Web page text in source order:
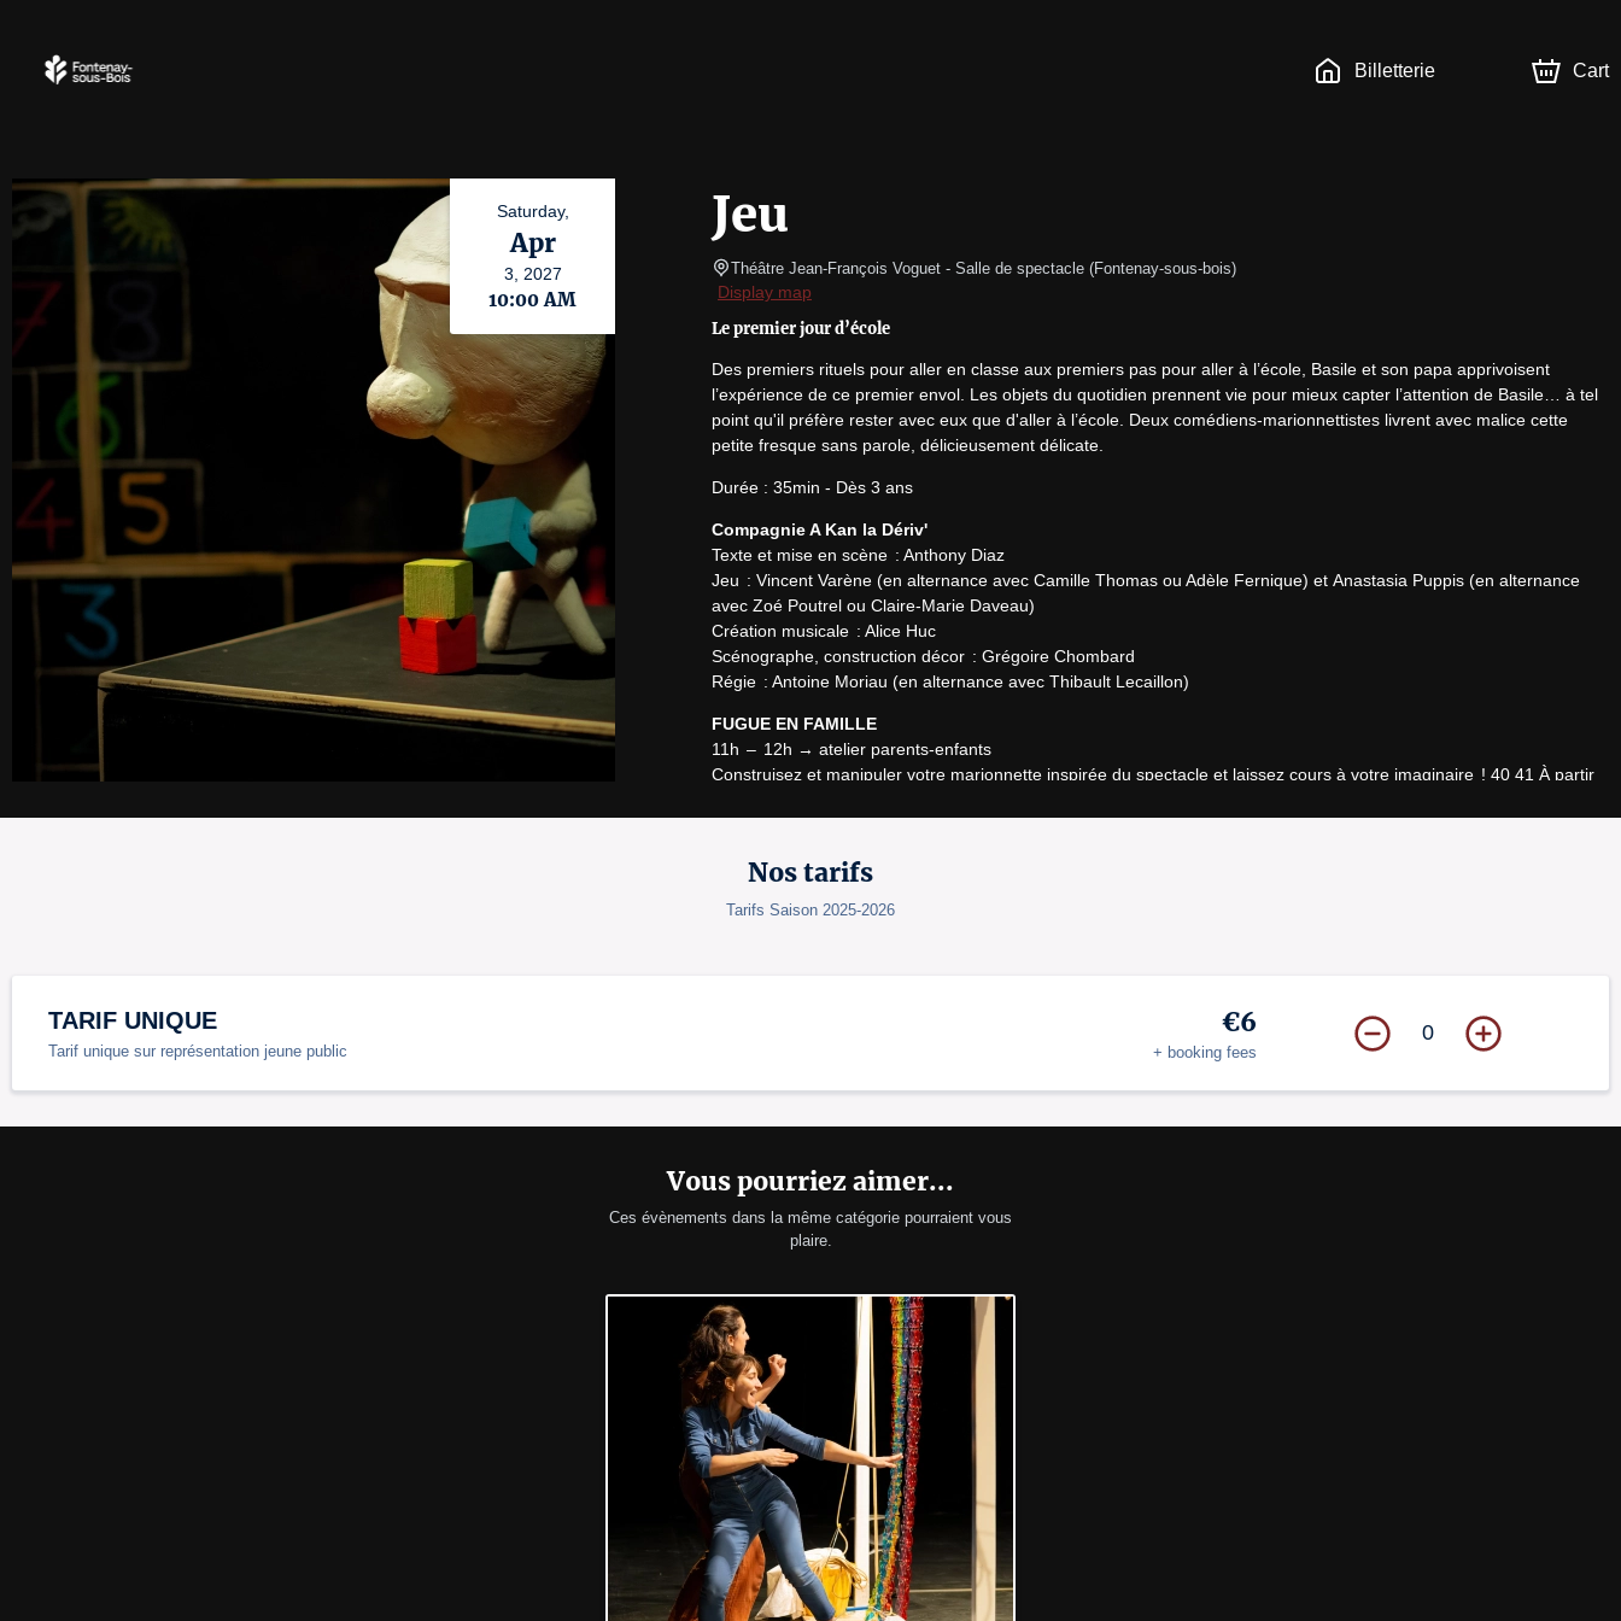
Billetterie Cart
Saturday,
Apr
3, 2027
10:00 AM
Jeu
Théâtre Jean-François Voguet - Salle de spectacle (Fontenay-sous-bois)
Display map
Le premier jour d’école
Des premiers rituels pour aller en classe aux premiers pas pour aller à l’école, Basile et son papa apprivoisent
l’expérience de ce premier envol. Les objets du quotidien prennent vie pour mieux capter l’attention de Basile… à tel
point qu'il préfère rester avec eux que d'aller à l’école. Deux comédiens-marionnettistes livrent avec malice cette
petite fresque sans parole, délicieusement délicate.
Durée : 35min - Dès 3 ans
Compagnie A Kan la Dériv'
Texte et mise en scène  : Anthony Diaz
Jeu  : Vincent Varène (en alternance avec Camille Thomas ou Adèle Fernique) et Anastasia Puppis (en alternance
avec Zoé Poutrel ou Claire-Marie Daveau)
Création musicale  : Alice Huc
Scénographe, construction décor  : Grégoire Chombard
Régie  : Antoine Moriau (en alternance avec Thibault Lecaillon)
FUGUE EN FAMILLE
11h  –  12h → atelier parents-enfants
Construisez et manipuler votre marionnette inspirée du spectacle et laissez cours à votre imaginaire  ! 40 41 À partir
License number: PLATESV-D-2025-000404 / PLATESV-D-2024-008753
Nos tarifs
Tarifs Saison 2025-2026
TARIF UNIQUE
Tarif unique sur représentation jeune public
€6
+ booking fees
0
Vous pourriez aimer...
Ces évènements dans la même catégorie pourraient vous
plaire.